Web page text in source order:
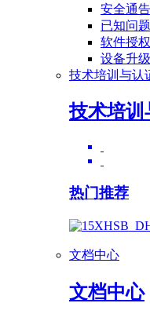
安全通告
已知问
软件授
设备升
技术培训与认
技术培训
热门推荐
文档中心
文档中心